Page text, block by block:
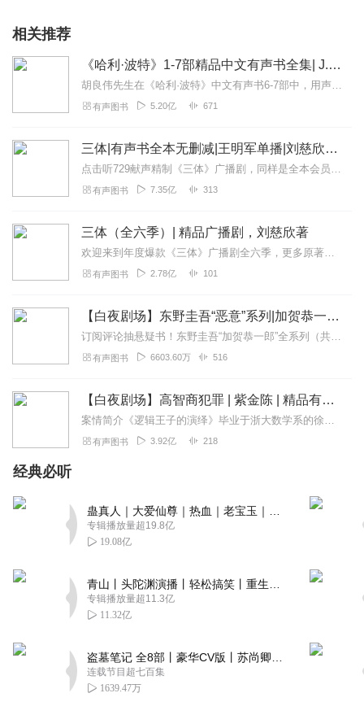
相关推荐
《哈利·波特》1-7部精品中文有声书全集| J.K.罗琳原著，光合积木演播
胡良伟先生在《哈利·波特》中文有声书6-7部中，用声音带领着大家继续魔法之旅。为保证作品的一致性，给大家带来完整的魔法体验，我们与版权方PottermoreP...
有声图书 5.20亿 671
三体|有声书全本无删减|王明军单播|刘慈欣原著
点击听729献声精制《三体》广播剧，同样是全本会员免费畅听，快来感受声音大戏的魅力！【购买须知】1、本作品部分集数为免费试听。2、版权归原作者所有，严禁翻录成任...
有声图书 7.35亿 313
三体（全六季）| 精品广播剧，刘慈欣著
欢迎来到年度爆款《三体》广播剧全六季，更多原著细节，全集畅听！【购买须知】1、本作品为付费广播剧《三体（全六季）》，定价198元，购买成功后即可收听。VIP会员...
有声图书 2.78亿 101
【白夜剧场】东野圭吾“恶意”系列|加贺恭一郎全11部
订阅评论抽悬疑书！东野圭吾“加贺恭一郎”全系列（共11部）11.30正式上线白夜剧场，第一部《祈祷落幕时》率先发布！即日起～12.20日24点前，专辑评论点赞...
有声图书 6603.60万 516
【白夜剧场】高智商犯罪 | 紫金陈 | 精品有声剧
案情简介《逻辑王子的演绎》毕业于浙大数学系的徐策在本科期间就有“逻辑王子”的美誉，他关于数理逻辑的论文多次上过刊物。其后拿到全额奖学金，赴美国加州大学获心理学博...
有声图书 3.92亿 218
经典必听
专辑播放量超19.8亿
19.08亿
专辑播放量超11.3亿
11.32亿
连载节目超七百集
1639.47万